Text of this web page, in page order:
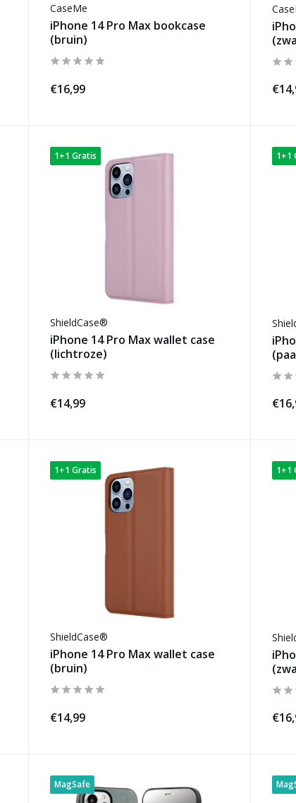
CaseMe
iPhone 14 Pro Max bookcase
(bruin)
€16,99
1+1 Gratis
ShieldCase®
iPhone 14 Pro Max wallet case
(lichtroze)
€14,99
1+1
1+1 Gratis
ShieldCase®
iPhone 14 Pro Max wallet case
(bruin)
€14,99
1+1
MagSafe